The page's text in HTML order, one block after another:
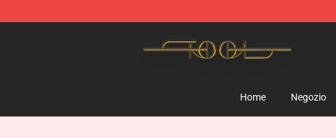
Home Negozio